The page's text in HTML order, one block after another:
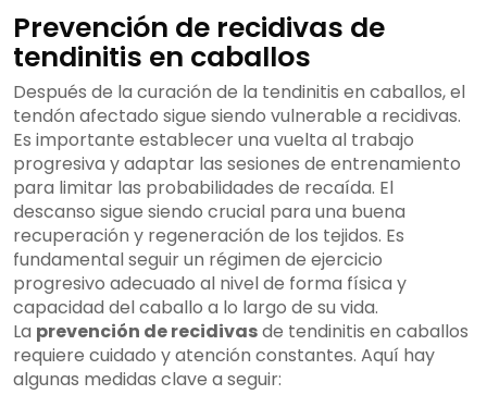
Prevención de recidivas de
tendinitis en caballos
Después de la curación de la tendinitis en caballos, el
tendón afectado sigue siendo vulnerable a recidivas.
Es importante establecer una vuelta al trabajo
progresiva y adaptar las sesiones de entrenamiento
para limitar las probabilidades de recaída. El
descanso sigue siendo crucial para una buena
recuperación y regeneración de los tejidos. Es
fundamental seguir un régimen de ejercicio
progresivo adecuado al nivel de forma física y
capacidad del caballo a lo largo de su vida.
La prevención de recidivasde tendinitis en caballos
requiere cuidado y atención constantes. Aquí hay
algunas medidas clave a seguir: